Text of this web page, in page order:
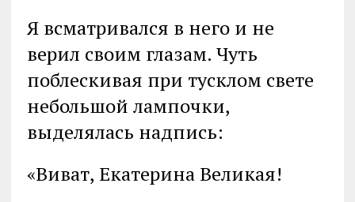
Я всматривался в него и не
верил своим глазам. Чуть
поблескивая при тусклом свете
небольшой лампочки,
выделялась надпись:
«Виват, Екатерина Великая!